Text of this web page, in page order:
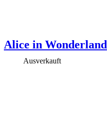
Alice in Wonderland
Ausverkauft